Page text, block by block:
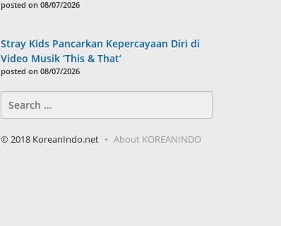
posted on 08/07/2026
Stray Kids Pancarkan Kepercayaan Diri di
Video Musik ‘This & That’
posted on 08/07/2026
for:
© 2018 KoreanIndo.net About KOREANINDO